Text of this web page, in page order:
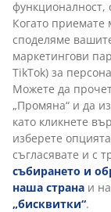
функционалност,
Когато приемате
споделяме
маркетингови
TikTok) за
Можете да
„Промяна“ и да
като кликнете
изберете
съгласявате и с
събирането и
наша страна и
„бисквитки“.